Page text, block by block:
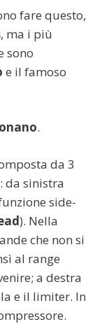
fare questo,
, ma i più
sono
e il famoso
.
da 3
da sinistra
side-
). Nella
che non si
al range
a destra
e il limiter. In